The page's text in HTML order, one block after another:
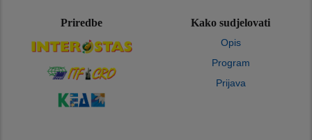
Priredbe Kako sudjelovati
Opis
Program
Prijava